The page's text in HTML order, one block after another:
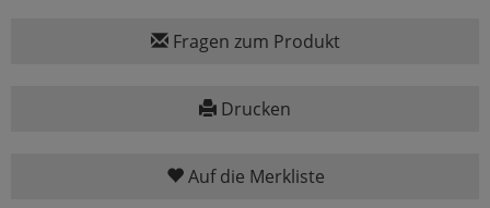
Fragen zum Produkt
Drucken
Auf die Merkliste